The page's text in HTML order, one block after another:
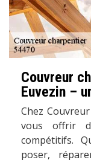
Couvreur
Euvezin –
Chez
vous offrir
compétitifs.
poser,